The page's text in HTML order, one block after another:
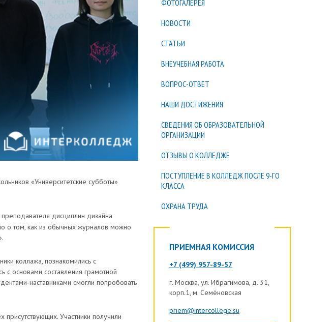
«Университетские субботы»
дисциплин дизайна
о том, как из обычных журналов можно
коллажа, познакомились с
с основами составления грамотной
наставниками смогли попробовать
Участники получили
ФОТОГАЛЕРЕЯ
НОВОСТИ
СТАТЬИ
ВНЕУЧЕБНАЯ РАБОТА
ВОПРОС-ОТВЕТ
НАШИ ДОСТИЖЕНИЯ
СВЕДЕНИЯ ОБ ОБРАЗОВАТЕЛЬНОЙ
ОРГАНИЗАЦИИ
ОТЗЫВЫ О КОЛЛЕДЖЕ
ПОСТУПЛЕНИЕ В КОЛЛЕДЖ ПОСЛЕ 9-ГО
КЛАССА
ОХРАНА ТРУДА
ПРИЕМНАЯ КОМИССИЯ
+7 (499) 957-89-57
г. Москва, ул. Ибрагимова, д. 31,
корп.1, м. Семёновская
priem@intercollege.su